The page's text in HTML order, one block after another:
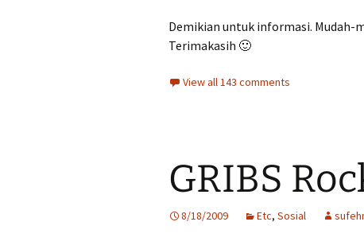
Demikian untuk informasi. Mudah-
Terimakasih 🙂
View all 143 comments
GRIBS
8/18/2009 Etc, Sosial